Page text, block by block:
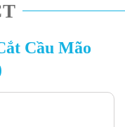
Cầu Mão